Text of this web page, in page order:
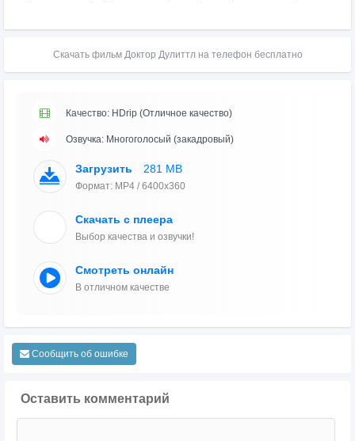
Скачать фильм Доктор Дулиттл на телефон бесплатно
Качество: HDrip (Отличное качество)
Озвучка: Многоголосый (закадровый)
Загрузить 281 MB
Формат: MP4 / 6400x360
Скачать с плеера
Выбор качества и озвучки!
Смотреть онлайн
В отличном качестве
Сообщить об ошибке
Оставить комментарий